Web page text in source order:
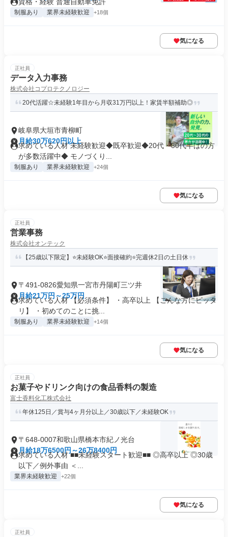
制服あり 業界未経験歓迎 +18個
気になる
正社員
データ入力事務
株式会社コプロテクノロジー
20代活躍☆未経験1年目から月収31万円以上！家賃半額補助◎
岐阜県大垣市青柳町
月給30万620円以上
求めている人材 未経験歓迎◆既卒歓迎◆20代・30代半ばの方
が多数活躍中◆ モノづくり...
制服あり 業界未経験歓迎 +24個
気になる
正社員
営業事務
株式会社オンテック
【25歳以下限定】⭐未経験OK⭐面接確約⭐完週休2日の土日休
〒491-0826愛知県一宮市丹陽町三ツ井
月給21万円～25万円
求めている人材 【必須条件】 ・高卒以上 【こんな方にピッタ
リ】 ・初めてのことに挑...
制服あり 業界未経験歓迎 +14個
気になる
正社員
お菓子やドリンク向けの食品香料の製造
富士香料化工株式会社
年休125日／賞与4ヶ月分以上／30歳以下／未経験OK
〒648-0007和歌山県橋本市紀ノ光台
月給18万6500円～26万8400円
求めている人材 ■■未経験スタート歓迎■■ ◎高卒以上 ◎30歳
以下／例外事由 ＜...
業界未経験歓迎 +22個
気になる
正社員